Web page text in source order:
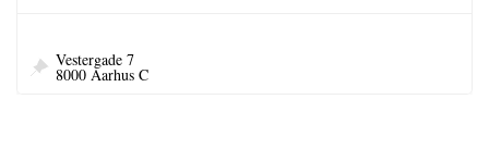
Vestergade 7
8000 Aarhus C